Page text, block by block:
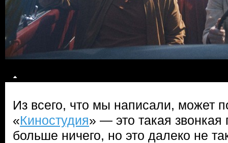
Из всего, что мы написали, может
«Киностудия» — это такая
больше ничего, но это далеко не